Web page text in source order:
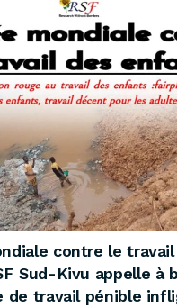
contre le travail
Sud-Kivu appelle à
travail pénible